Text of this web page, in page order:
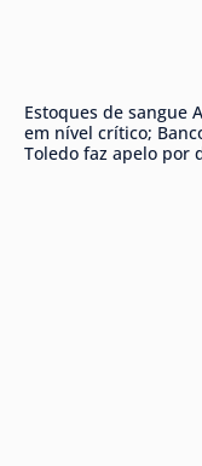
Estoques de sangue
em nível crítico;
Toledo faz apelo por